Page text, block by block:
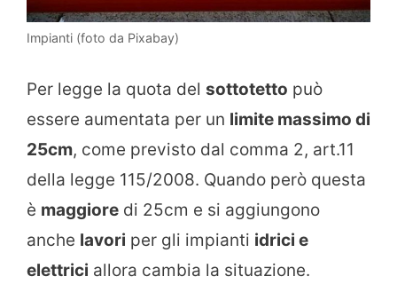
Impianti (foto da Pixabay)
Per legge la quota del sottotetto può
essere aumentata per un limite massimo di
25cm, come previsto dal comma 2, art.11
della legge 115/2008. Quando però questa
è maggiore di 25cm e si aggiungono
anche lavori per gli impianti idrici e
elettrici allora cambia la situazione.